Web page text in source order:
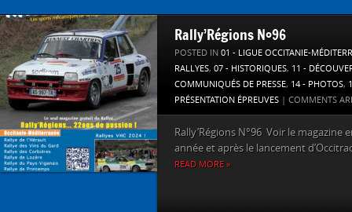
Rally’Régions N°96
POSTED IN 01 - LIGUE OCCITANIE-
RALLYES, 07 - HISTORIQUES, 11 -
COMMUNIQUÉS DE PRESSE, 14 - PHOTOS,
PRÉSENTATION ÉPREUVES | COMMENTS
Rally’Régions N°96 Voir le magazine
année et après le lancement
READ MORE »